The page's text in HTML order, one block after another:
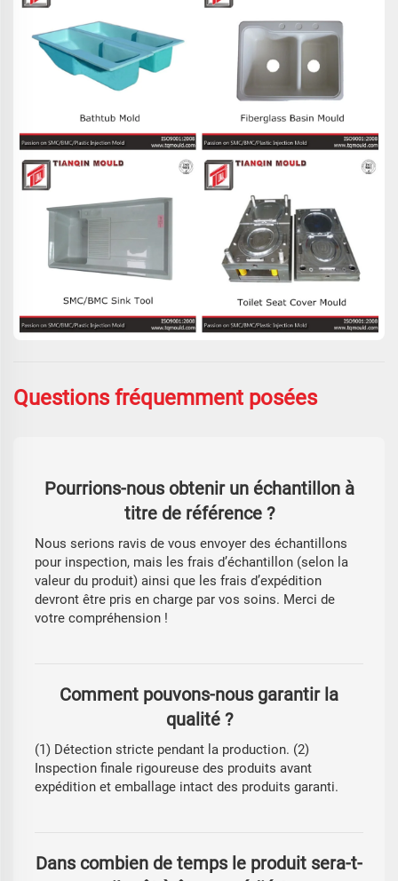
Questions fréquemment posées
Pourrions-nous obtenir un échantillon à
titre de référence ?
Nous serions ravis de vous envoyer des échantillons
pour inspection, mais les frais d’échantillon (selon la
valeur du produit) ainsi que les frais d’expédition
devront être pris en charge par vos soins. Merci de
votre compréhension !
Comment pouvons-nous garantir la
qualité ?
(1) Détection stricte pendant la production. (2)
Inspection finale rigoureuse des produits avant
expédition et emballage intact des produits garanti.
Dans combien de temps le produit sera-t-